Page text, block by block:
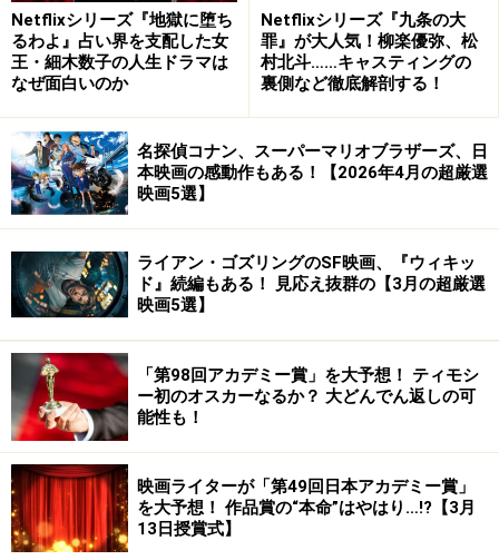
ゆみ、烏丸せつこ、古手川祐子、根津甚八
『鉄道員（ぽっぽや）』（1999年度作品）
鉄道員(ぽっぽや) [DVD]
Amazonで見る
ずっと真面目に仕事をこなしてきた鉄道員の男（高倉
健）が定年を迎える。そして彼が務める駅の鉄道は廃線
Netflixシリーズ『地獄に堕ち
るわよ』占い界を支配した女
王・細木数子の人生ドラマは
なぜ面白いのか
Netflixシリーズ『九条の大
罪』が大人気！柳楽優弥、松
村北斗……キャスティングの
裏側など徹底解剖する！
名探偵コナン、スーパーマリオブラザーズ、日
本映画の感動作もある！【2026年4月の超厳選
映画5選】
ライアン・ゴズリングのSF映画、『ウィキッ
ド』続編もある！ 見応え抜群の【3月の超厳選
映画5選】
「第98回アカデミー賞」を大予想！ ティモシ
ー初のオスカーなるか？ 大どんでん返しの可
能性も！
映画ライターが「第49回日本アカデミー賞」
を大予想！ 作品賞の“本命”はやはり…!?【3月
13日授賞式】